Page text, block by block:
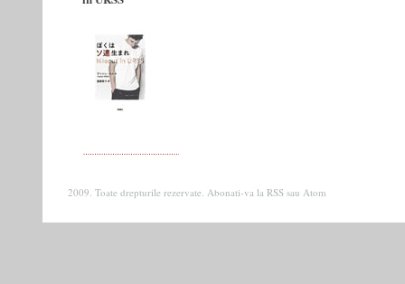
2009. Toate drepturile rezervate. Abonati-va la RSS sau Atom